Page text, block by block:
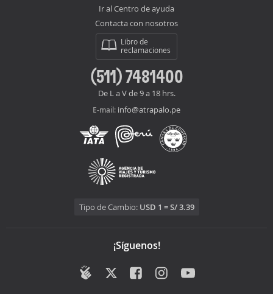
Ir al Centro de ayuda
Contacta con nosotros
Libro de
reclamaciones
(511) 7481400
De L a V de 9 a 18 hrs.
E-mail: info@atrapalo.pe
Tipo de Cambio: USD 1 = S/ 3.39
¡Síguenos!